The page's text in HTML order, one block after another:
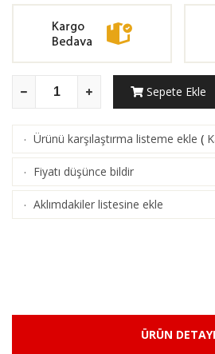
Sepete Ekle
· Ürünü karşılaştırma listeme ekle (
· Fiyatı düşünce bildir
· Aklımdakiler listesine ekle
ÜRÜN DETAYI